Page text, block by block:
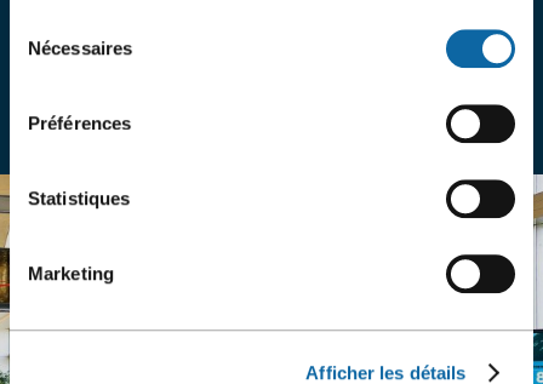
Nécessaires
Préférences
Statistiques
Marketing
Afficher les détails